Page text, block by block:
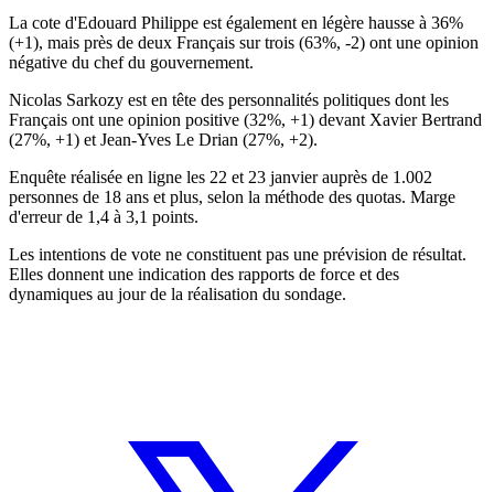
La cote d'Edouard Philippe est également en légère hausse à 36%
(+1), mais près de deux Français sur trois (63%, -2) ont une opinion
négative du chef du gouvernement.
Nicolas Sarkozy est en tête des personnalités politiques dont les
Français ont une opinion positive (32%, +1) devant Xavier Bertrand
(27%, +1) et Jean-Yves Le Drian (27%, +2).
Enquête réalisée en ligne les 22 et 23 janvier auprès de 1.002
personnes de 18 ans et plus, selon la méthode des quotas. Marge
d'erreur de 1,4 à 3,1 points.
Les intentions de vote ne constituent pas une prévision de résultat.
Elles donnent une indication des rapports de force et des
dynamiques au jour de la réalisation du sondage.